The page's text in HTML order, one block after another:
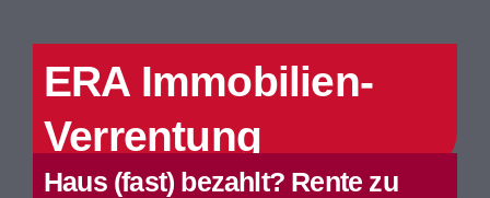
ERA Immobilien-
Verrentung
Haus (fast) bezahlt? Rente zu